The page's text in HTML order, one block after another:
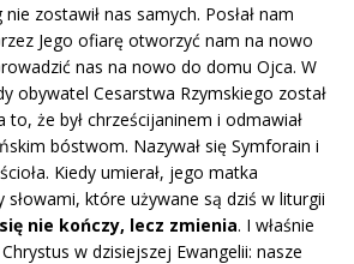
zostawił nas samych. Posłał nam
Jego ofiarę otworzyć nam na nowo
nas na nowo do domu Ojca. W
obywatel Cesarstwa Rzymskiego został
to, że był chrześcijaninem i odmawiał
bóstwom. Nazywał się Symforain i
Kiedy umierał, jego matka
słowami, które używane są dziś w liturgii
nie kończy, lecz zmienia. I właśnie
w dzisiejszej Ewangelii: nasze